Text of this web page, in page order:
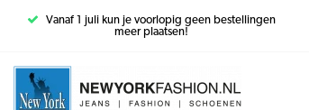
Vanaf 1 juli kun je voorlopig geen bestellingen
meer plaatsen!